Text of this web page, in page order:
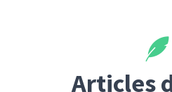
Articles